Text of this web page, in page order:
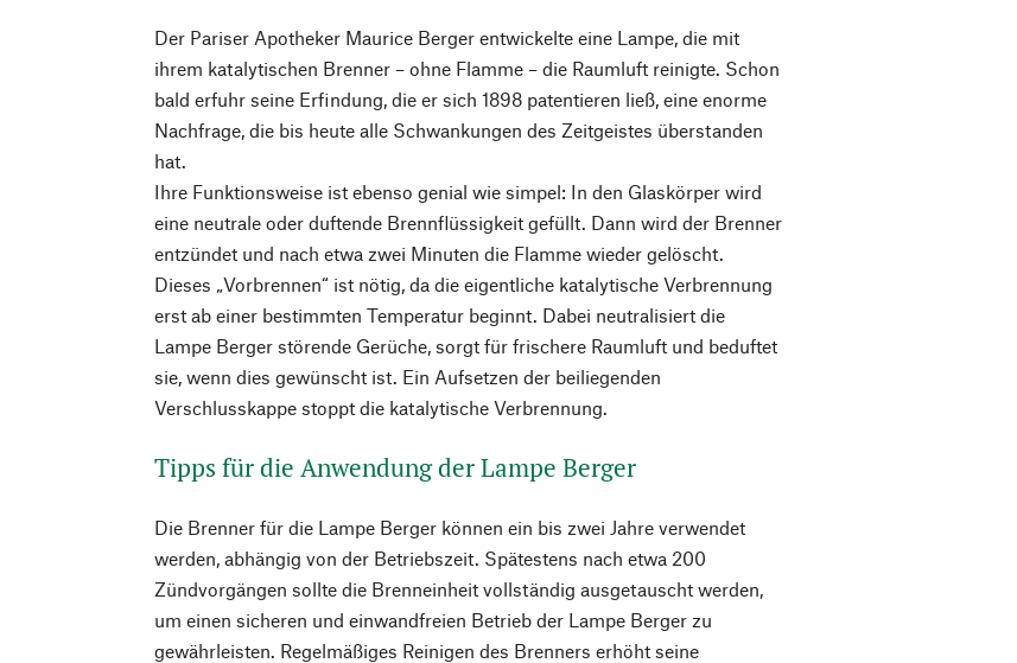
Der Pariser Apotheker Maurice Berger entwickelte eine Lampe, die mit
ihrem katalytischen Brenner – ohne Flamme – die Raumluft reinigte. Schon
bald erfuhr seine Erfindung, die er sich 1898 patentieren ließ, eine enorme
Nachfrage, die bis heute alle Schwankungen des Zeitgeistes überstanden
hat.
Ihre Funktionsweise ist ebenso genial wie simpel: In den Glaskörper wird
eine neutrale oder duftende Brennflüssigkeit gefüllt. Dann wird der Brenner
entzündet und nach etwa zwei Minuten die Flamme wieder gelöscht.
Dieses „Vorbrennen“ ist nötig, da die eigentliche katalytische Verbrennung
erst ab einer bestimmten Temperatur beginnt. Dabei neutralisiert die
Lampe Berger störende Gerüche, sorgt für frischere Raumluft und beduftet
sie, wenn dies gewünscht ist. Ein Aufsetzen der beiliegenden
Verschlusskappe stoppt die katalytische Verbrennung.
Tipps für die Anwendung der Lampe Berger
Die Brenner für die Lampe Berger können ein bis zwei Jahre verwendet
werden, abhängig von der Betriebszeit. Spätestens nach etwa 200
Zündvorgängen sollte die Brenneinheit vollständig ausgetauscht werden,
um einen sicheren und einwandfreien Betrieb der Lampe Berger zu
gewährleisten. Regelmäßiges Reinigen des Brenners erhöht seine